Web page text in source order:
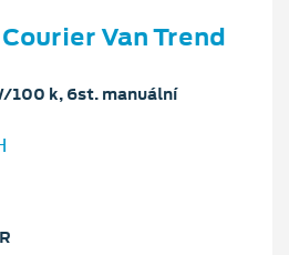
Van Trend
100 k, 6st. manuální